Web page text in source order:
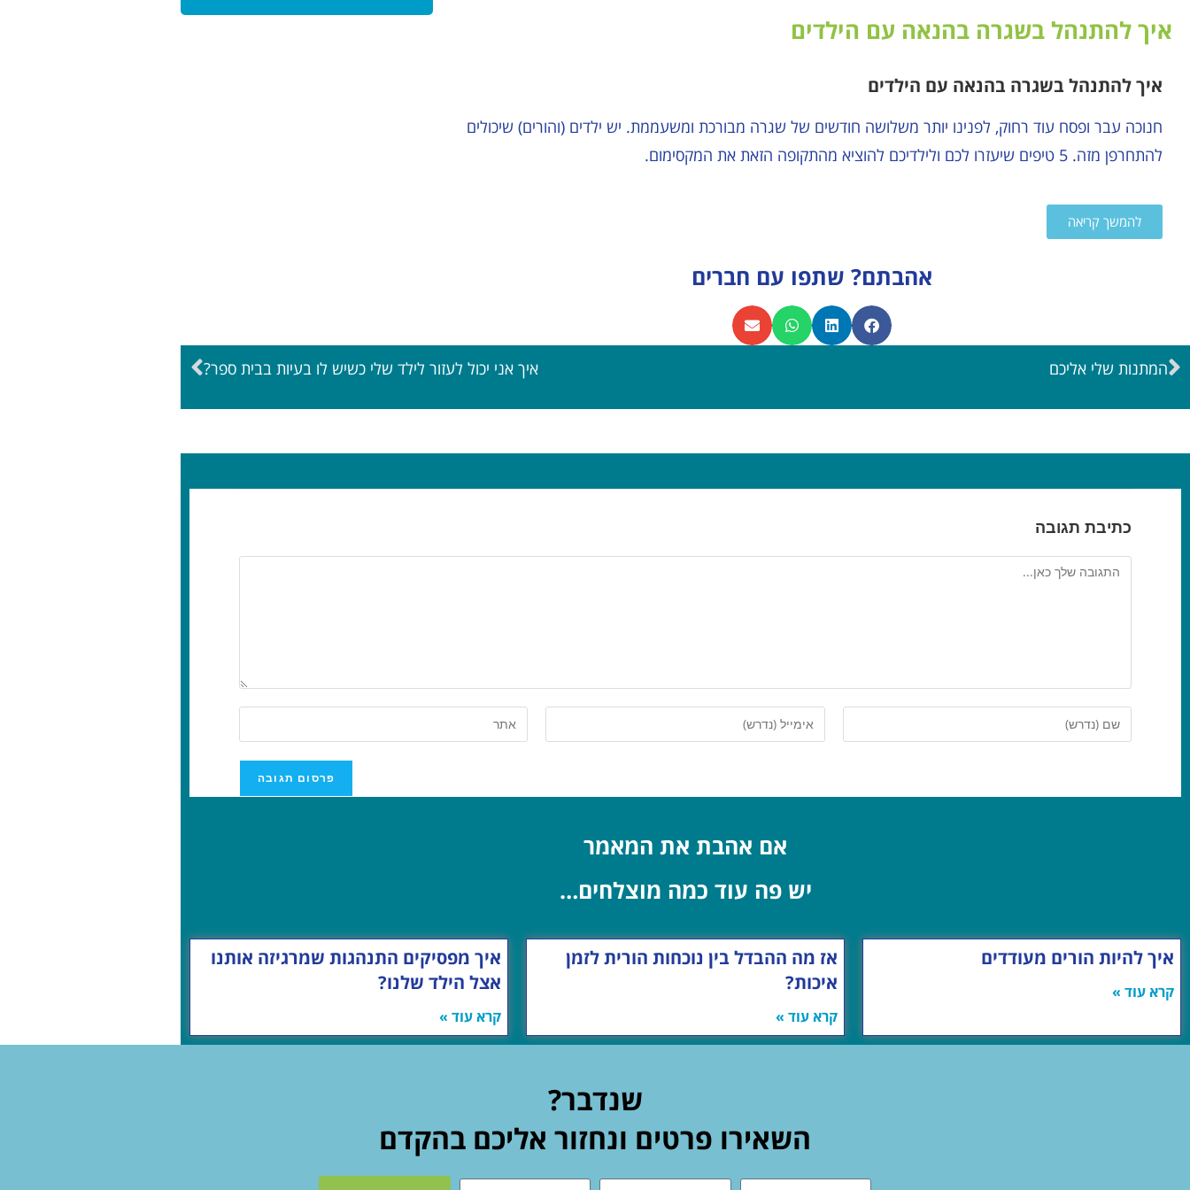
איך להתנהל בשגרה בהנאה עם הילדים
איך להתנהל בשגרה בהנאה עם הילדים
חנוכה עבר ופסח עוד רחוק, לפנינו יותר משלושה חודשים של שגרה מבורכת ומשעממת. יש ילדים (והורים) שיכולים
להתחרפן מזה. 5 טיפים שיעזרו לכם ולילדיכם להוציא מהתקופה הזאת את המקסימום.
להמשך קריאה
אהבתם? שתפו עם חברים
המתנות שלי אליכם איך אני יכול לעזור לילד שלי כשיש לו בעיות בבית ספר?
כתיבת תגובה
אם אהבת את המאמר
יש פה עוד כמה מוצלחים…
איך להיות הורים מעודדים
קרא עוד »
אז מה ההבדל בין נוכחות הורית לזמן
איכות?
קרא עוד »
איך מפסיקים התנהגות שמרגיזה אותנו
אצל הילד שלנו?
קרא עוד »
שנדבר?
השאירו פרטים ונחזור אליכם בהקדם